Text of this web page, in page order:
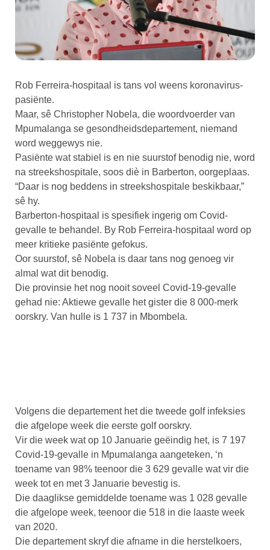
Rob Ferreira-hospitaal is tans vol weens koronavirus-
pasiënte.
Maar, sê Christopher Nobela, die woordvoerder van
Mpumalanga se gesondheidsdepartement, niemand
word weggewys nie.
Pasiënte wat stabiel is en nie suurstof benodig nie, word
na streekshospitale, soos diè in Barberton, oorgeplaas.
“Daar is nog beddens in streekshospitale beskikbaar,”
sê hy.
Barberton-hospitaal is spesifiek ingerig om Covid-
gevalle te behandel. By Rob Ferreira-hospitaal word op
meer kritieke pasiënte gefokus.
Oor suurstof, sê Nobela is daar tans nog genoeg vir
almal wat dit benodig.
Die provinsie het nog nooit soveel Covid-19-gevalle
gehad nie: Aktiewe gevalle het gister die 8 000-merk
oorskry. Van hulle is 1 737 in Mbombela.
Volgens die departement het die tweede golf infeksies
die afgelope week die eerste golf oorskry.
Vir die week wat op 10 Januarie geëindig het, is 7 197
Covid-19-gevalle in Mpumalanga aangeteken, ‘n
toename van 98% teenoor die 3 629 gevalle wat vir die
week tot en met 3 Januarie bevestig is.
Die daaglikse gemiddelde toename was 1 028 gevalle
die afgelope week, teenoor die 518 in die laaste week
van 2020.
Die departement skryf die afname in die herstelkoers,